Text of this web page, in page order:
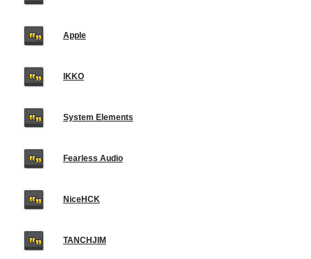
Apple
IKKO
System Elements
Fearless Audio
NiceHCK
TANCHJIM